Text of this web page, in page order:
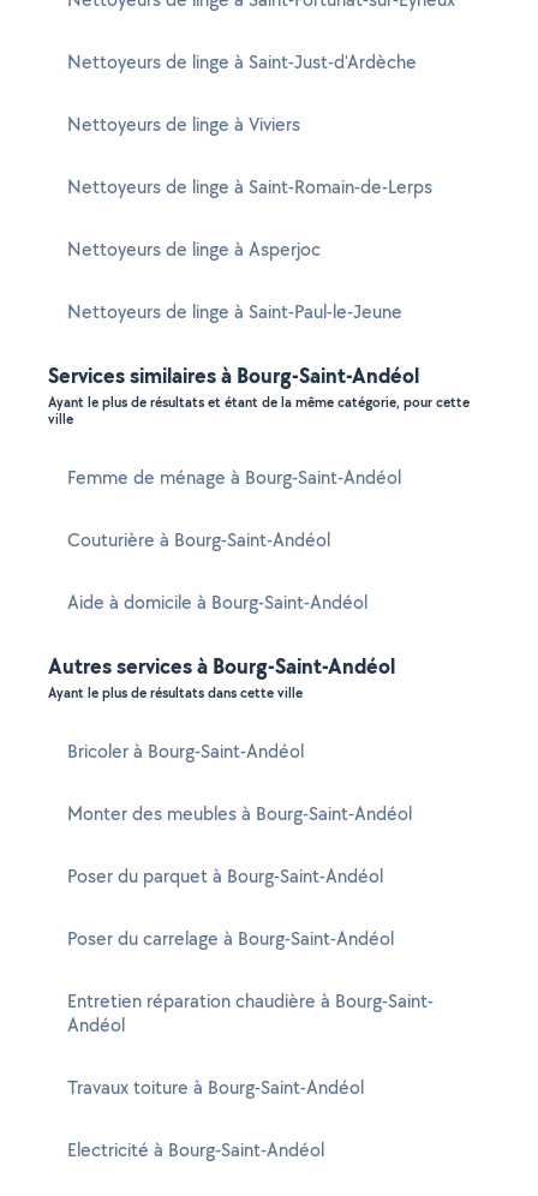
Nettoyeurs de linge à Saint-Just-d'Ardèche
Nettoyeurs de linge à Viviers
Nettoyeurs de linge à Saint-Romain-de-Lerps
Nettoyeurs de linge à Asperjoc
Nettoyeurs de linge à Saint-Paul-le-Jeune
Services similaires à Bourg-Saint-Andéol
Ayant le plus de résultats et étant de la même catégorie, pour cette
ville
Femme de ménage à Bourg-Saint-Andéol
Couturière à Bourg-Saint-Andéol
Aide à domicile à Bourg-Saint-Andéol
Autres services à Bourg-Saint-Andéol
Ayant le plus de résultats dans cette ville
Bricoler à Bourg-Saint-Andéol
Monter des meubles à Bourg-Saint-Andéol
Poser du parquet à Bourg-Saint-Andéol
Poser du carrelage à Bourg-Saint-Andéol
Entretien réparation chaudière à Bourg-Saint-
Andéol
Travaux toiture à Bourg-Saint-Andéol
Electricité à Bourg-Saint-Andéol